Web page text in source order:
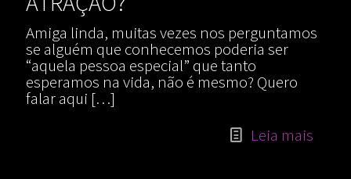
Amiga linda, muitas vezes nos perguntamos
se alguém que conhecemos poderia ser
“aquela pessoa especial” que tanto
esperamos na vida, não é mesmo? Quero
falar aqui […]
Leia mais